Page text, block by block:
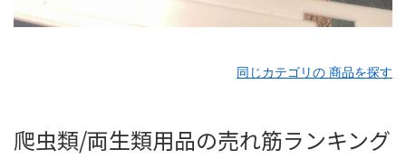
同じカテゴリの 商品を探す
爬虫類/両生類用品の売れ筋ランキング